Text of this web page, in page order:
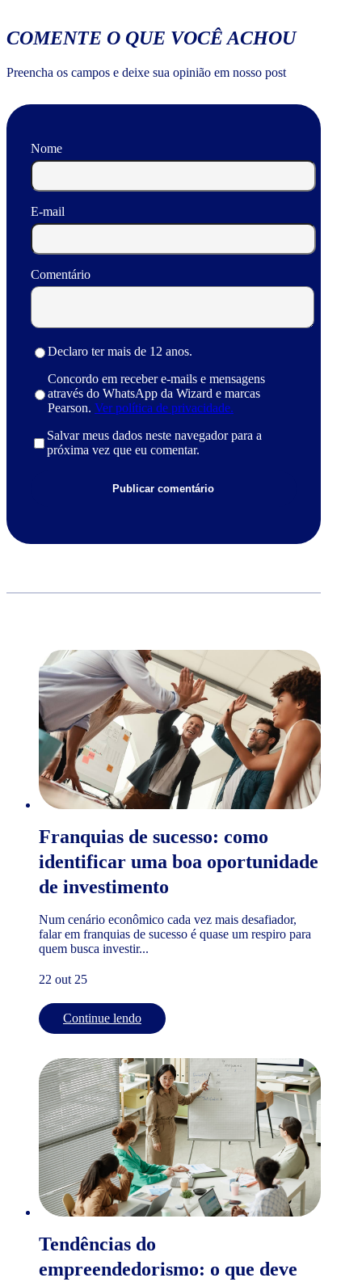
COMENTE O QUE VOCÊ ACHOU
Preencha os campos e deixe sua opinião em nosso post
Nome
E-mail
Comentário
Declaro ter mais de 12 anos.
Concordo em receber e-mails e mensagens
através do WhatsApp da Wizard e marcas
Pearson. Ver política de privacidade.
Salvar meus dados neste navegador para a
próxima vez que eu comentar.
Franquias de sucesso: como
identificar uma boa oportunidade
de investimento
Num cenário econômico cada vez mais desafiador,
falar em franquias de sucesso é quase um respiro para
quem busca investir...
22 out 25
Continue lendo
Tendências do
empreendedorismo: o que deve